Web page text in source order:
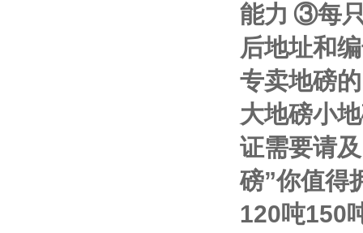
能力 ③每
后地址和
专卖地磅
大地磅小
证需要请
磅”你值得
120吨150